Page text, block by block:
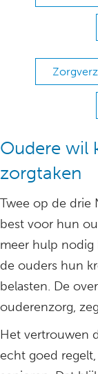
Oudere wil
zorgtaken
Twee op de drie
best voor hun
meer hulp nodig
de ouders hun
belasten. De
ouderenzorg,
Het vertrouwen
echt goed